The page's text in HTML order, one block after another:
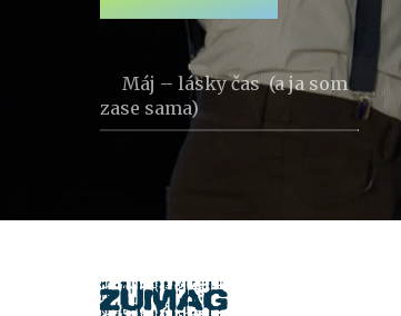
Máj – lásky čas (a ja som
zase sama)